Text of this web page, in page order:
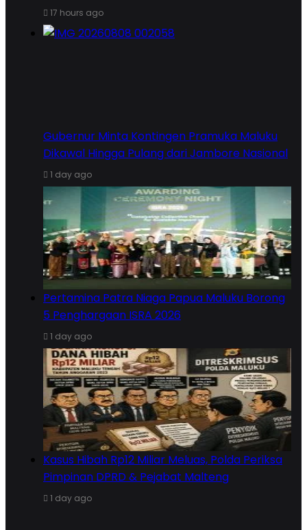
17 hours ago
Gubernur Minta Kontingen Pramuka Maluku
Dikawal Hingga Pulang dari Jambore Nasional
1 day ago
Pertamina Patra Niaga Papua Maluku Borong
5 Penghargaan ISRA 2026
1 day ago
Kasus Hibah Rp12 Miliar Meluas, Polda Periksa
Pimpinan DPRD & Pejabat Malteng
1 day ago